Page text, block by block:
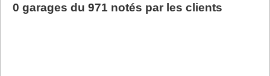
0 garages du 971 notés par les clients